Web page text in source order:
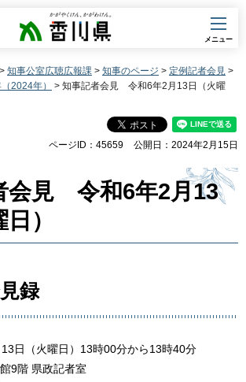
香川県
メニュー
> 知事公室広聴広報課 > 知事のページ > 定例記者会見 >
2024年）
> 知事記者会見 令和6年2月13日（火曜
ページID：45659 公開日：2024年2月15日
会見 令和6年2月13
）
録
日（火曜日）13時00分から13時40分
9階 県政記者室